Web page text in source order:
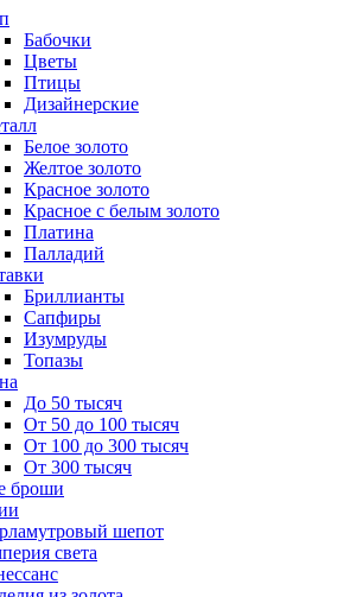
Бабочки
Цветы
Птицы
Дизайнерские
Белое золото
Желтое золото
Красное золото
Красное с белым золото
Платина
Палладий
Бриллианты
Сапфиры
Изумруды
Топазы
До 50 тысяч
От 50 до 100 тысяч
От 100 до 300 тысяч
От 300 тысяч
броши
шепот
света